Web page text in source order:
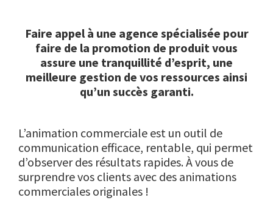
Faire appel à une agence spécialisée pour
faire de la promotion de produit vous
assure une tranquillité d’esprit, une
meilleure gestion de vos ressources ainsi
qu’un succès garanti.
L’animation commerciale est un outil de
communication efficace, rentable, qui permet
d’observer des résultats rapides. À vous de
surprendre vos clients avec des animations
commerciales originales !